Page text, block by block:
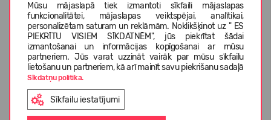
Mūsu mājaslapā tiek izmantoti sīkfaili mājaslapas
funkcionalitātei, mājaslapas veiktspējai, analītikai,
personalizētam saturam un reklāmām. Noklikšķinot uz " ES
PIEKRĪTU VISIEM SĪKDATNĒM", jūs piekrītat šādai
izmantošanai un informācijas kopīgošanai ar mūsu
partneriem. Jūs varat uzzināt vairāk par mūsu sīkfailu
lietošanu un partneriem, kā arī mainīt savu piekrišanu sadaļā
Sīkdatņu politika.
Sīkfailu iestatījumi
PAR REIMA
KLIENTU ATSAUKSMES (0)
Līdzīgas preces